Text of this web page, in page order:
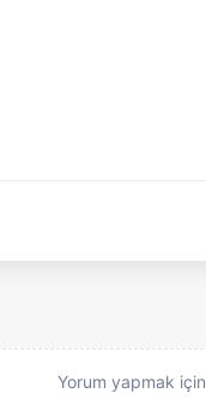
Yorum yapmak için